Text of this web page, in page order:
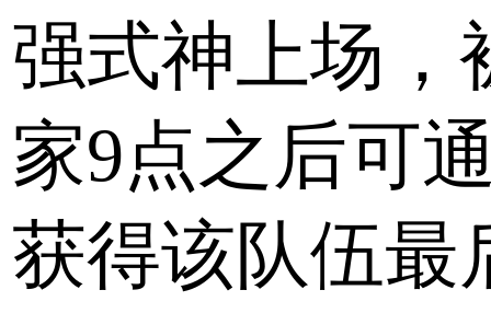
强式神上场，
家9点之后可
获得该队伍最